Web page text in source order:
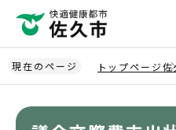
ペ
ー
ジ
現在のページ トップページ佐